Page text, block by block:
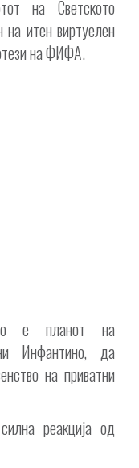
на Светското
на итен виртуелен
на ФИФА.
е планот на
Инфантино, да
на приватни
реакција од